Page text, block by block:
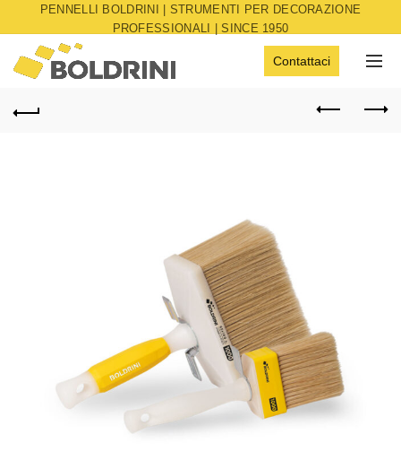
PENNELLI BOLDRINI | STRUMENTI PER DECORAZIONE
PROFESSIONALI | SINCE 1950
Contattaci